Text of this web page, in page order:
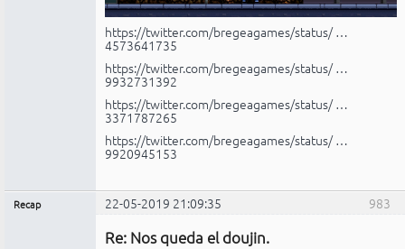
https://twitter.com/bregeagames/status/ …
4573641735
https://twitter.com/bregeagames/status/ …
9932731392
https://twitter.com/bregeagames/status/ …
3371787265
https://twitter.com/bregeagames/status/ …
9920945153
983
Recap 22-05-2019 21:09:35
Re: Nos queda el doujin.